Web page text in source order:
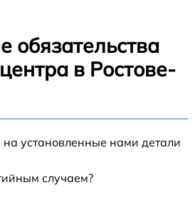
обязательства
в Ростове-
на установленные нами детали
случаем?